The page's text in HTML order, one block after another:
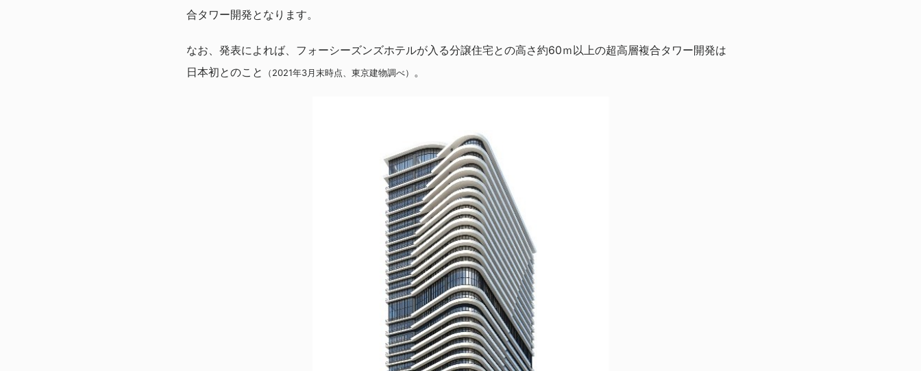
合タワー開発となります。
なお、発表によれば、フォーシーズンズホテルが入る分譲住宅との高さ約60ｍ以上の超高層複合タワー開発は
日本初とのこと
（2021年3月末時点、東京建物調べ） 。